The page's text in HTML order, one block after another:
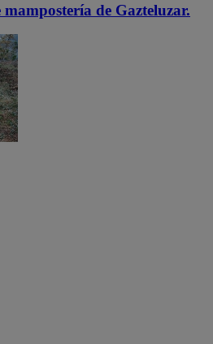
de Gazteluzar.